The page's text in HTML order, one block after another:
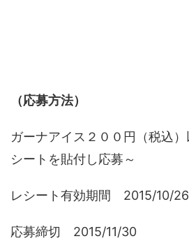
（応募方法）
ガーナアイス２００円（税込
シートを貼付し応募～
レシート有効期間 2015/10/
応募締切 2015/11/30